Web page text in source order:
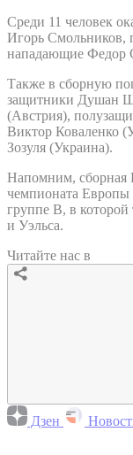
Среди 11 человек
Игорь Смольников,
нападающие Федор
Также в сборную
защитники Душан
(Австрия),
Виктор Коваленко
Зозуля (Украина).
Напомним, сборная
чемпионата Европы
группе В, в
и Уэльса.
Читайте нас в
Дзен